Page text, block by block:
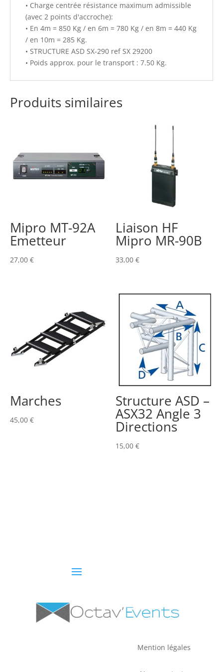
• Charge centrée résistance maximum admissible
(avec 2 points d'accroche):
• En 4m = 850 Kg / en 6m = 780 Kg / en 8m = 440 Kg
/ en 10m = 285 Kg.
• STRUCTURE ASD SX-290 ref SX 29200
• Poids approx. pour le transport : 7.50 Kg.
Produits similaires
Mipro MT-92A
Emetteur
27,00 €
Liaison HF
Mipro MR-90B
33,00€
Marches
45,00 €
Structure ASD –
ASX32 Angle 3
Directions
15,00€
Mention légales